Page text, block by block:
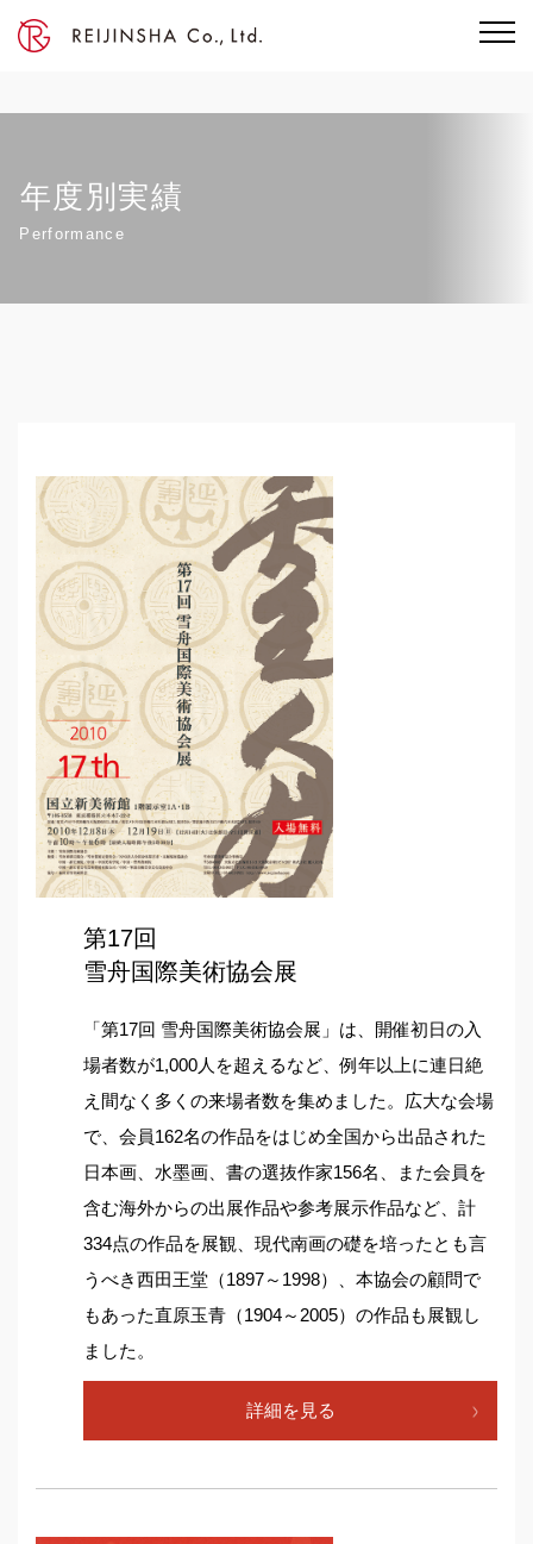
年度別実績
Performance
第17回
雪舟国際美術協会展
「第17回 雪舟国際美術協会展」は、開催初日の入
場者数が1,000人を超えるなど、例年以上に連日絶
え間なく多くの来場者数を集めました。広大な会場
で、会員162名の作品をはじめ全国から出品された
日本画、水墨画、書の選抜作家156名、また会員を
含む海外からの出展作品や参考展示作品など、計
334点の作品を展観、現代南画の礎を培ったとも言
うべき西田王堂（1897～1998）、本協会の顧問で
もあった直原玉青（1904～2005）の作品も展観し
ました。
詳細を見る